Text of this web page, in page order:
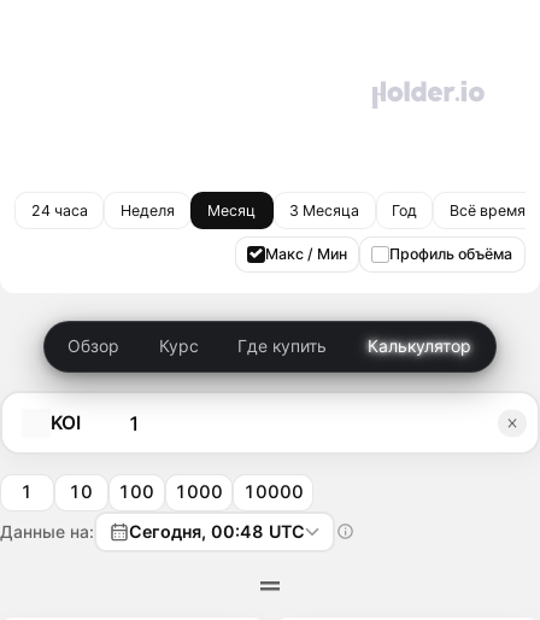
24 часа Неделя Месяц 3 Месяца Год Всё время
Макс / Мин Профиль объёма
Обзор Курс Где купить Калькулятор
KOI
1 10 100 1000 10000
Данные на: Сегодня, 00:48 UTC